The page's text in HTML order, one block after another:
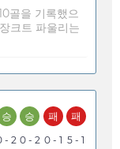
골을 기록했으
크트 파울리는
승
- 2
승
0 - 2
패
0 - 1
패
5 - 1